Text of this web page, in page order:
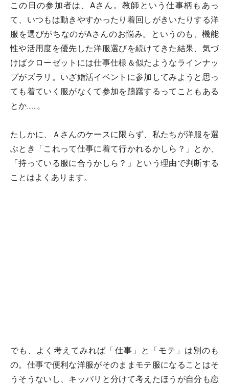
この日の参加者は、Aさん。教師という仕事柄もあっ
て、いつもは動きやすかったり着回しがきいたりする洋
服を選びがちなのがAさんのお悩み。というのも、機能
性や活用度を優先した洋服選びを続けてきた結果、気づ
けばクローゼットには仕事仕様＆似たようなラインナッ
プがズラリ。いざ婚活イベントに参加してみようと思っ
ても着ていく服がなくて参加を躊躇するってこともある
とか……。
たしかに、Ａさんのケースに限らず、私たちが洋服を選
ぶとき「これって仕事に着て行かれるかしら？」とか、
「持っている服に合うかしら？」という理由で判断する
ことはよくあります。
でも、よく考えてみれば「仕事」と「モテ」は別のも
の。仕事で便利な洋服がそのままモテ服になることはそ
うそうないし、キッパリと分けて考えたほうが自分も恋